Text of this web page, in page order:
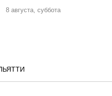
8 августа, суббота